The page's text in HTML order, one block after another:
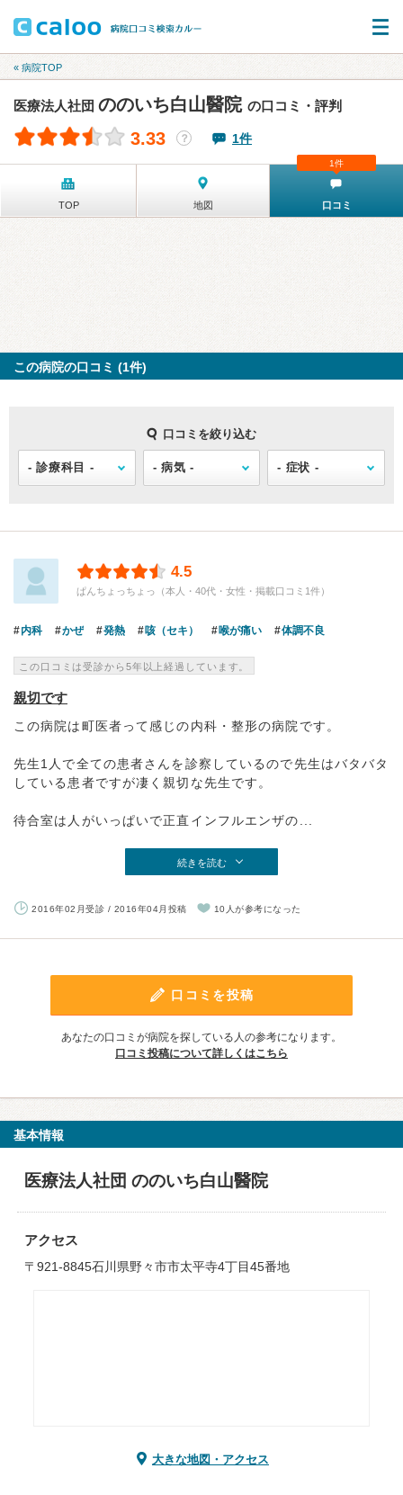
« 病院TOP
医療法人社団 ののいち白山醫院 の口コミ・評判
3.33 ？ 1件
TOP 地図 口コミ
1件
この病院の口コミ (1件)
口コミを絞り込む
4.5
ぱんちょっちょっ（本人・40代・女性・掲載口コミ1件）
内科 かぜ 発熱 咳（セキ） 喉が痛い 体調不良
この口コミは受診から5年以上経過しています。
親切です
この病院は町医者って感じの内科・整形の病院です。
先生1人で全ての患者さんを診察しているので先生はバタバタ
している患者ですが凄く親切な先生です。
待合室は人がいっぱいで正直インフルエンザの...
続きを読む
2016年02月受診 / 2016年04月投稿 10人が参考になった
口コミを投稿
あなたの口コミが病院を探している人の参考になります。
口コミ投稿について詳しくはこちら
基本情報
医療法人社団 ののいち白山醫院
アクセス
〒921-8845石川県野々市市太平寺4丁目45番地
大きな地図・アクセス